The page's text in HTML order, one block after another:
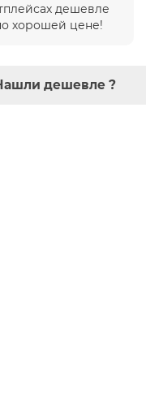
дешевле
хорошей цене!
дешевле ?